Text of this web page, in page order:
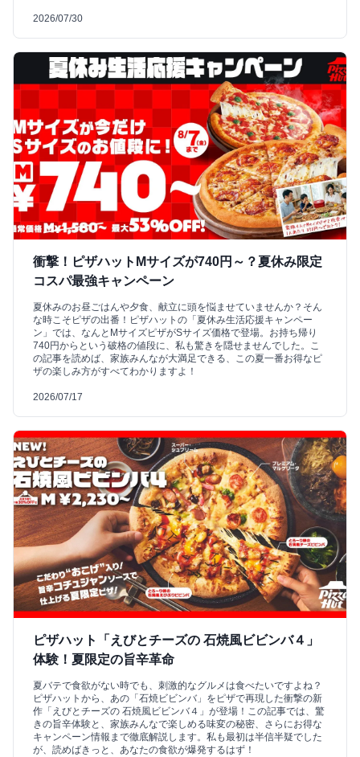
2026/07/30
衝撃！ピザハットMサイズが740円～？夏休み限定
コスパ最強キャンペーン
夏休みのお昼ごはんや夕食、献立に頭を悩ませていませんか？そん
な時こそピザの出番！ピザハットの「夏休み生活応援キャンペー
ン」では、なんとMサイズピザがSサイズ価格で登場。お持ち帰り
740円からという破格の値段に、私も驚きを隠せませんでした。こ
の記事を読めば、家族みんなが大満足できる、この夏一番お得なピ
ザの楽しみ方がすべてわかりますよ！
2026/07/17
ピザハット「えびとチーズの 石焼風ビビンバ４」
体験！夏限定の旨辛革命
夏バテで食欲がない時でも、刺激的なグルメは食べたいですよね？
ピザハットから、あの「石焼ビビンバ」をピザで再現した衝撃の新
作「えびとチーズの 石焼風ビビンバ４」が登場！この記事では、驚
きの旨辛体験と、家族みんなで楽しめる味変の秘密、さらにお得な
キャンペーン情報まで徹底解説します。私も最初は半信半疑でした
が、読めばきっと、あなたの食欲が爆発するはず！